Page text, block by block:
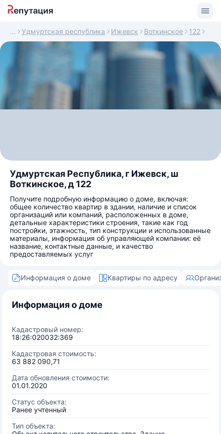
Удмуртская республика Ижевск Воткинское 122
Удмуртская Республика, г Ижевск, ш
Воткинское, д 122
Получите подробную информацию о доме, включая:
общее количество квартир в здании, наличие и список
организаций или компаний, расположенных в доме,
детальные характеристики строения, такие как год
постройки, этажность, тип конструкции и использованные
материалы, информация об управляющей компании: её
название, контактные данные, и качество
предоставляемых услуг
Информация о доме Квартиры по адресу
Информация о доме
Кадастровый номер:
18:26:020032:369
Кадастровая стоимость:
63 882 090,71
Дата обновления стоимости:
01.01.2020
Статус объекта:
Ранее учтенный
Тип объекта: